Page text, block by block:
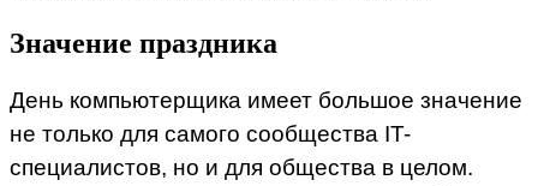
Значение праздника
День компьютерщика имеет большое значение
не только для самого сообщества IT-
специалистов, но и для общества в целом.